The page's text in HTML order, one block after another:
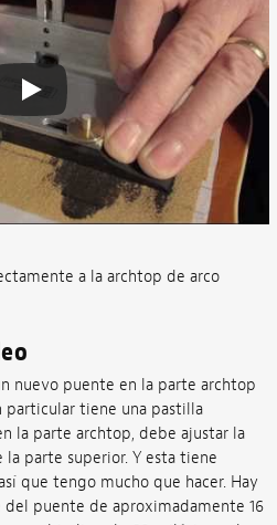
a la archtop de arco
nuevo puente en la parte archtop
particular tiene una pastilla
la parte archtop, debe ajustar la
parte superior. Y esta tiene
que tengo mucho que hacer. Hay
del puente de aproximadamente 16